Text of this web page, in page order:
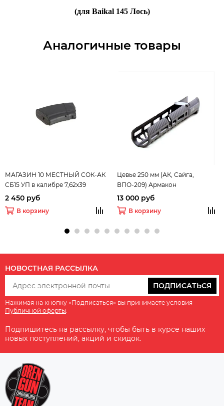
(для Baikal 145 Лось)
Аналогичные товары
МАГАЗИН 10 МЕСТНЫЙ СОК-АК
СБ15 УП в калибре 7,62х39
(Сайга-7,62)
2 450 руб
В корзину
Цевье 250 мм (АК, Сайга,
ВПО-209) Армакон
13 000 руб
В корзину
НОВОСТНАЯ РАССЫЛКА
ПОДПИСАТЬСЯ
Нажимая на кнопку «Подписаться» вы принимаете условия
Публичной оферты
Подпишитесь на рассылку, чтобы быть в курсе наших
новых поступлений, акций и скидок.